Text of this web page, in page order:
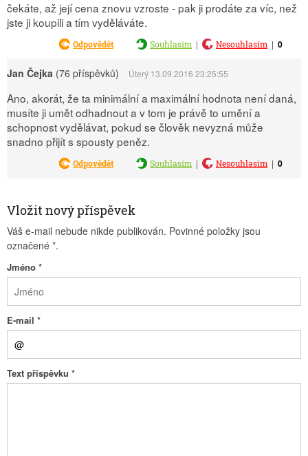
čekáte, až její cena znovu vzroste - pak ji prodáte za víc, než
jste ji koupili a tím vyděláváte.
Odpovědět Souhlasím | Nesouhlasím | 0
Jan Čejka (76 příspěvků) Úterý 13.09.2016 23:25:55
Ano, akorát, že ta minimální a maximální hodnota není daná,
musíte ji umět odhadnout a v tom je právě to umění a
schopnost vydělávat, pokud se člověk nevyzná může
snadno přijít s spousty peněz.
Odpovědět Souhlasím | Nesouhlasím | 0
Vložit nový příspěvek
Váš e-mail nebude nikde publikován. Povinné položky jsou
označené *.
Jméno *
E-mail *
Text příspěvku *